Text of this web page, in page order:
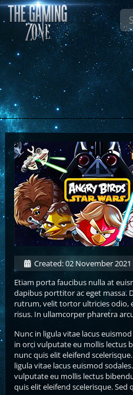
Search
Created: 02 November 2021
Etiam porta faucibus nulla at
dapibus porttitor ac eget massa.
rutrum, velit tortor ultricies odio,
risus. In ullamcorper pharetra
Nunc in ligula vitae lacus
in orci vulputate eu mollis lectus
nunc quis elit eleifend
ligula vitae lacus euismod
vulputate eu mollis lectus
quis elit eleifend scelerisque. Sed